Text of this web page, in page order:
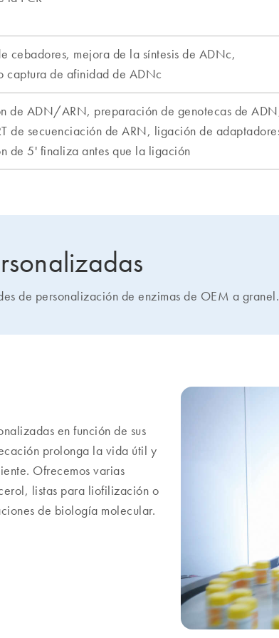
de personalización de enzimas de OEM a granel.
en función de sus
prolonga la vida útil y
Ofrecemos varias
listas para liofilización o
de biología molecular.